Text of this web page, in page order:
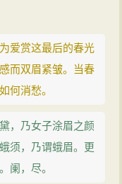
爱赏这最后的春光
而双眉紧皱。当春
何消愁。
，乃女子涂眉之颜
须，乃谓蛾眉。更
阑，尽。